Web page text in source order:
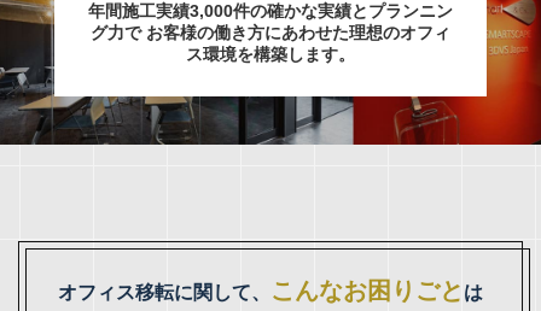
年間施工実績3,000件の確かな実績とプランニン
グ力でお客様の働き方にあわせた理想のオフィ
ス環境を構築します。
オフィス移転に関して、 こんなお困りごと は